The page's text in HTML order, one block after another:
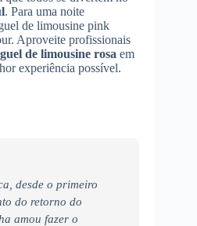
. Para uma noite
de limousine pink
Aproveite profissionais
de limousine rosa em
experiência possível.
desde o primeiro
do retorno do
amou fazer o